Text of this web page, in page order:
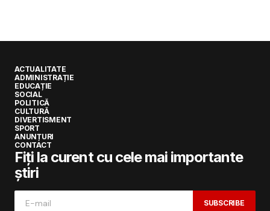
ACTUALITATE
ADMINISTRAȚIE
EDUCAȚIE
SOCIAL
POLITICĂ
CULTURĂ
DIVERTISMENT
SPORT
ANUNȚURI
CONTACT
Fiți la curent cu cele mai importante
știri
SUBSCRIBE